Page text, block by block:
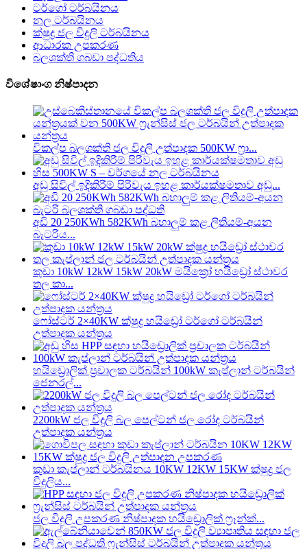
ටර්ගෝ ටර්බයිනය
නල ටර්බයිනය
ක්ෂුද්‍ර ජල විදුලි ටර්බයිනය
ආධාරක උපකරණ
බලශක්ති ගබඩා පද්ධතිය
විශේෂාංග නිෂ්පාදන
විකල්ප බලශක්ති ජල විදුලි උත්පාදක 500KW ෆ්‍රා...
අඩු සිවිල් ඉදිකිරීම් පිරිවැය ඉහළ කාර්යක්ෂමතාව අඩු...
අඩි 20 250KWh 582KWh බහාලුම් කළ ලිතියම්-අයන
බැටරිය...
කුඩා 10kW 12kW 15kW 20kW මයික්‍රෝ හයිඩ්‍රෝ ස්ථාවර
තල කා...
ෆෝස්ටර් 2×40KW ක්ෂුද්‍ර හයිඩ්‍රෝ ටර්ගෝ ටර්බයින්
උත්පාදක යන්ත්‍රය
හයිඩ්‍රොලික් ප්‍රචාලක ටර්බයින් 100kW කැප්ලාන් ටර්බයින්
ජෙනරල්...
2200kW ජල විදුලි බල පෙල්ටන් ජල රෝද ටර්බයින්
උත්පාදක යන්ත්‍රය
කුඩා කැප්ලාන් ටර්බයිනය 10KW 12KW 15KW ක්ෂුද්‍ර ජල
විදුලිය...
ජල විදුලි උපකරණ නිෂ්පාදක හයිඩ්‍රොලික් ෆ්‍රෑන්ක්...